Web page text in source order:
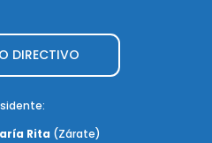
DIRECTIVO
Rita (Zárate)